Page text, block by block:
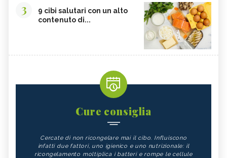
3
9 cibi salutari con un alto
contenuto di...
Cure consiglia
Cercate di non ricongelare mai il cibo. Influiscono
infatti due fattori, uno igienico e uno nutrizionale: il
ricongelamento moltiplica i batteri e rompe le cellule